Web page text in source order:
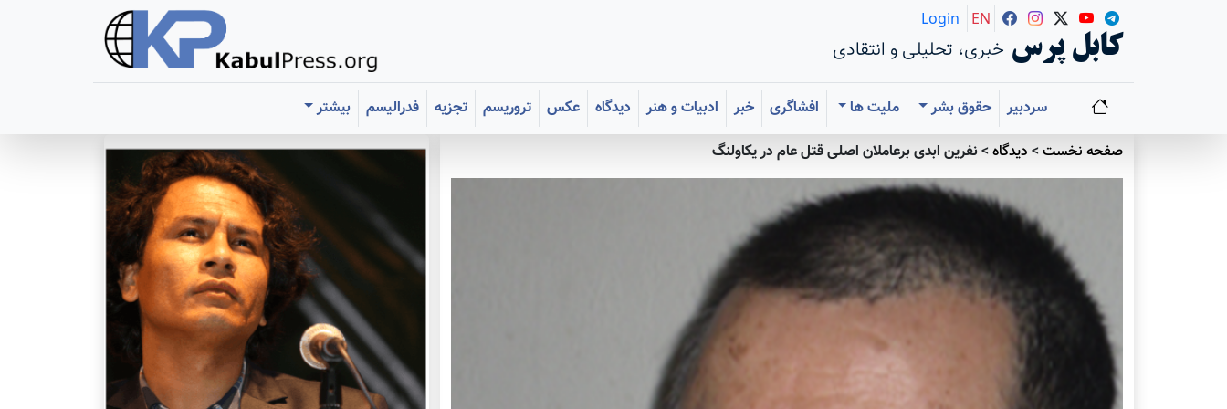
کابل پرس خبری، تحلیلی و انتقادی
Login EN
سردبیر حقوق بشر ملیت ها افشاگری خبر ادبیات و هنر دیدگاه عکس تروریسم تجزیه فدرالیسم
بیشتر
صفحه نخست> دیدگاه>نفرین ابدی برعاملان اصلی قتل عام در یکاولنگ